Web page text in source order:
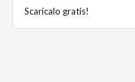
Scaricalo gratis!